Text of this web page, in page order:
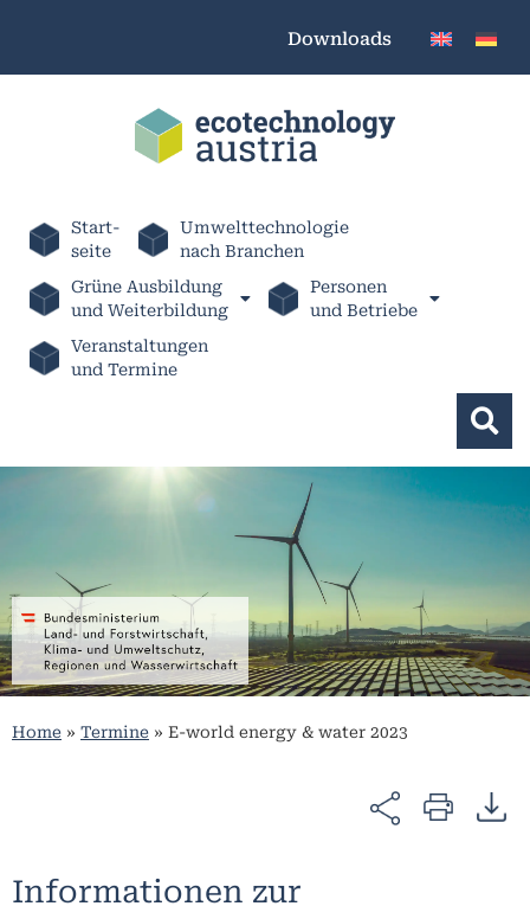
Downloads
Start-
seite
Umwelttechnologie
nach Branchen
Grüne Ausbildung
und Weiterbildung
Personen
und Betriebe
Veranstaltungen
und Termine
Home » Termine » E-world energy & water 2023
Informationen zur